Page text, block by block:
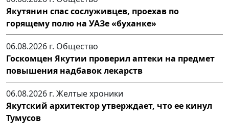
Якутянин спас сослуживцев, проехав по
горящему полю на УАЗе «буханке»
06.08.2026 г. Общество
Госкомцен Якутии проверил аптеки на предмет
повышения надбавок лекарств
06.08.2026 г. Желтые хроники
Якутский архитектор утверждает, что ее кинул
Тумусов